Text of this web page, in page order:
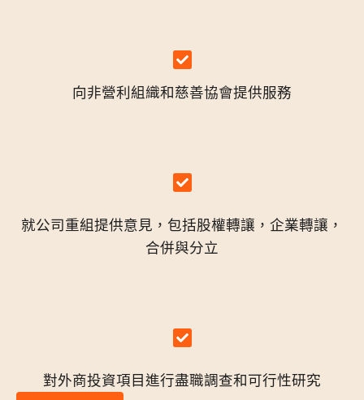
向非營利組織和慈善協會提供服務
就公司重組提供意見，包括股權轉讓，企業轉讓，
合併與分立
對外商投資項目進行盡職調查和可行性研究